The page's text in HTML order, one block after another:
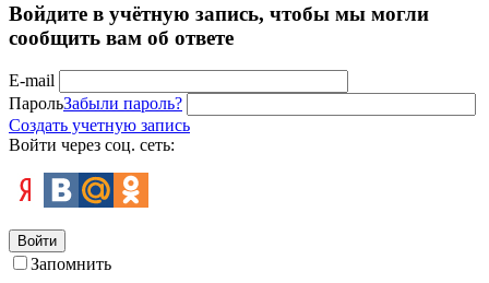
Войдите в учётную запись, чтобы мы могли
сообщить вам об ответе
E-mail
ПарольЗабыли пароль?
Создать учетную запись
Войти через соц. сеть:
Войти
Запомнить